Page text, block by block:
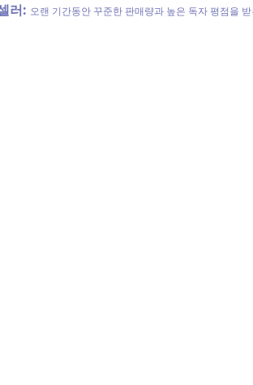
러: 오랜 기간동안 꾸준한 판매량과 높은 독자 평점을